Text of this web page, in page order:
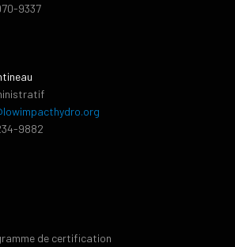
9337
9882
de certification